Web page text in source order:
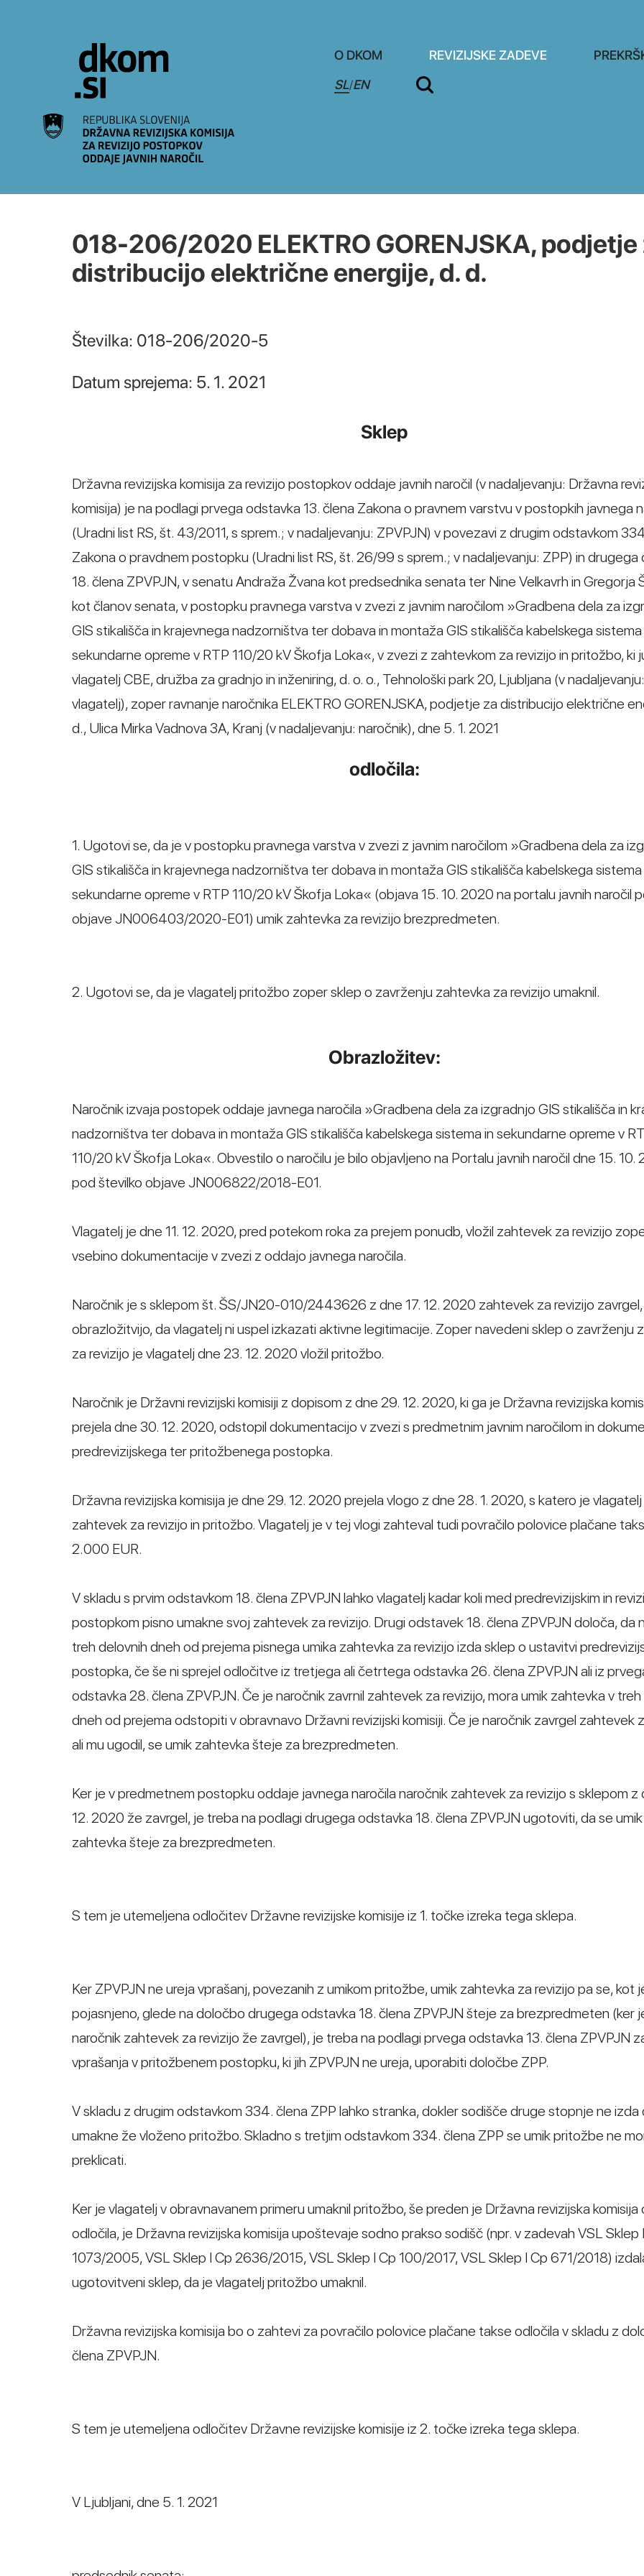
O DKOM REVIZIJSKE ZADEVE
SL/EN
018-206/2020 ELEKTRO GORENJSKA, podjetje
distribucijo električne energije, d. d.
Številka: 018-206/2020-5
Datum sprejema: 5. 1. 2021
Sklep
Državna revizijska komisija za revizijo postopkov oddaje javnih naročil (v nadaljevanju: Državna
komisija) je na podlagi prvega odstavka 13. člena Zakona o pravnem varstvu v postopkih javnega
(Uradni list RS, št. 43/2011, s sprem.; v nadaljevanju: ZPVPJN) v povezavi z drugim odstavkom
Zakona o pravdnem postopku (Uradni list RS, št. 26/99 s sprem.; v nadaljevanju: ZPP) in drugega
18. člena ZPVPJN, v senatu Andraža Žvana kot predsednika senata ter Nine Velkavrh in Gregorja
kot članov senata, v postopku pravnega varstva v zvezi z javnim naročilom »Gradbena dela za
GIS stikališča in krajevnega nadzorništva ter dobava in montaža GIS stikališča kabelskega sistema
sekundarne opreme v RTP 110/20 kV Škofja Loka«, v zvezi z zahtevkom za revizijo in pritožbo, ki
vlagatelj CBE, družba za gradnjo in inženiring, d. o. o., Tehnološki park 20, Ljubljana (v nadaljevanju:
vlagatelj), zoper ravnanje naročnika ELEKTRO GORENJSKA, podjetje za distribucijo električne
d., Ulica Mirka Vadnova 3A, Kranj (v nadaljevanju: naročnik), dne 5. 1. 2021
odločila:
1. Ugotovi se, da je v postopku pravnega varstva v zvezi z javnim naročilom »Gradbena dela za
GIS stikališča in krajevnega nadzorništva ter dobava in montaža GIS stikališča kabelskega sistema
sekundarne opreme v RTP 110/20 kV Škofja Loka« (objava 15. 10. 2020 na portalu javnih naročil
objave JN006403/2020-E01) umik zahtevka za revizijo brezpredmeten.
2. Ugotovi se, da je vlagatelj pritožbo zoper sklep o zavrženju zahtevka za revizijo umaknil.
Obrazložitev:
Naročnik izvaja postopek oddaje javnega naročila »Gradbena dela za izgradnjo GIS stikališča in
nadzorništva ter dobava in montaža GIS stikališča kabelskega sistema in sekundarne opreme v
110/20 kV Škofja Loka«. Obvestilo o naročilu je bilo objavljeno na Portalu javnih naročil dne 15. 10.
pod številko objave JN006822/2018-E01.
Vlagatelj je dne 11. 12. 2020, pred potekom roka za prejem ponudb, vložil zahtevek za revizijo
vsebino dokumentacije v zvezi z oddajo javnega naročila.
Naročnik je s sklepom št. ŠS/JN20-010/2443626 z dne 17. 12. 2020 zahtevek za revizijo
obrazložitvijo, da vlagatelj ni uspel izkazati aktivne legitimacije. Zoper navedeni sklep o zavrženju
za revizijo je vlagatelj dne 23. 12. 2020 vložil pritožbo.
Naročnik je Državni revizijski komisiji z dopisom z dne 29. 12. 2020, ki ga je Državna revizijska
prejela dne 30. 12. 2020, odstopil dokumentacijo v zvezi s predmetnim javnim naročilom in
predrevizijskega ter pritožbenega postopka.
Državna revizijska komisija je dne 29. 12. 2020 prejela vlogo z dne 28. 1. 2020, s katero je vlagatelj
zahtevek za revizijo in pritožbo. Vlagatelj je v tej vlogi zahteval tudi povračilo polovice plačane
2.000 EUR.
V skladu s prvim odstavkom 18. člena ZPVPJN lahko vlagatelj kadar koli med predrevizijskim in
postopkom pisno umakne svoj zahtevek za revizijo. Drugi odstavek 18. člena ZPVPJN določa, da
treh delovnih dneh od prejema pisnega umika zahtevka za revizijo izda sklep o ustavitvi
postopka, če še ni sprejel odločitve iz tretjega ali četrtega odstavka 26. člena ZPVPJN ali iz
odstavka 28. člena ZPVPJN. Če je naročnik zavrnil zahtevek za revizijo, mora umik zahtevka v
dneh od prejema odstopiti v obravnavo Državni revizijski komisiji. Če je naročnik zavrgel zahtevek
ali mu ugodil, se umik zahtevka šteje za brezpredmeten.
Ker je v predmetnem postopku oddaje javnega naročila naročnik zahtevek za revizijo s sklepom z
12. 2020 že zavrgel, je treba na podlagi drugega odstavka 18. člena ZPVPJN ugotoviti, da se umik
zahtevka šteje za brezpredmeten.
S tem je utemeljena odločitev Državne revizijske komisije iz 1. točke izreka tega sklepa.
Ker ZPVPJN ne ureja vprašanj, povezanih z umikom pritožbe, umik zahtevka za revizijo pa se, kot
pojasnjeno, glede na določbo drugega odstavka 18. člena ZPVPJN šteje za brezpredmeten (ker
naročnik zahtevek za revizijo že zavrgel), je treba na podlagi prvega odstavka 13. člena ZPVPJN
vprašanja v pritožbenem postopku, ki jih ZPVPJN ne ureja, uporabiti določbe ZPP.
V skladu z drugim odstavkom 334. člena ZPP lahko stranka, dokler sodišče druge stopnje ne
umakne že vloženo pritožbo. Skladno s tretjim odstavkom 334. člena ZPP se umik pritožbe ne
preklicati.
Ker je vlagatelj v obravnavanem primeru umaknil pritožbo, še preden je Državna revizijska komisija
odločila, je Državna revizijska komisija upoštevaje sodno prakso sodišč (npr. v zadevah VSL Sklep
1073/2005, VSL Sklep I Cp 2636/2015, VSL Sklep I Cp 100/2017, VSL Sklep I Cp 671/2018)
ugotovitveni sklep, da je vlagatelj pritožbo umaknil.
Državna revizijska komisija bo o zahtevi za povračilo polovice plačane takse odločila v skladu z
člena ZPVPJN.
S tem je utemeljena odločitev Državne revizijske komisije iz 2. točke izreka tega sklepa.
V Ljubljani, dne 5. 1. 2021